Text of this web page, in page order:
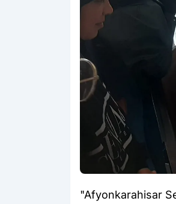
"Afyonkarahisar